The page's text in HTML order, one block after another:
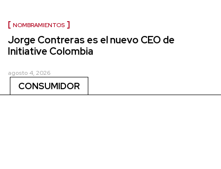
NOMBRAMIENTOS
Jorge Contreras es el nuevo CEO de
Initiative Colombia
agosto 4, 2026
CONSUMIDOR